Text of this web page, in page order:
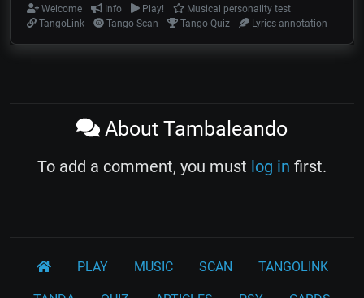
Welcome Info Play!
Musical personality test
TangoLink
Tango Scan Tango Quiz Lyrics annotation
About Tambaleando
To add a comment, you must log in first.
PLAY MUSIC SCAN TANGOLINK